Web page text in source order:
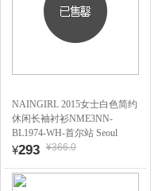
NAINGIRL 2015女士白色简约
休闲长袖衬衫NME3NN-
BL1974-WH-首尔站 Seoul
¥293 ¥366.0